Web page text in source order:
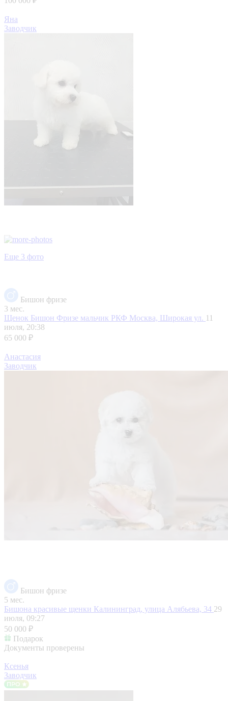
Яна
Заводчик
Еще 3 фото
Бишон фризе
3 мес.
Щенок Бишон Фризе мальчик РКФ Москва, Широкая ул. 11
июля, 20:38
65 000 ₽
Анастасия
Заводчик
Бишон фризе
5 мес.
Бишона красивые щенки Калининград, улица Алябьева, 34 29
июля, 09:27
50 000 ₽
Подарок
Документы проверены
Ксенья
Заводчик